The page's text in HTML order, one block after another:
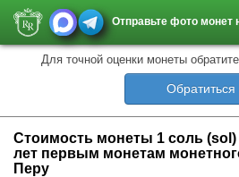
Отправьте фото монет
Для точной оценки монеты
Обратиться
Стоимость монеты 1 соль (sol)
лет первым монетам
Перу